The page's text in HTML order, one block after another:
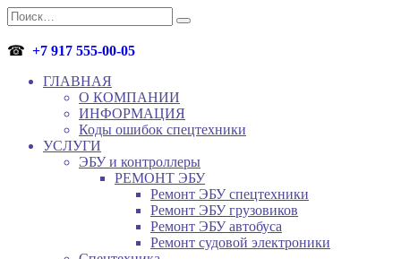
Перейти
к
содержанию
Search
for:
☎ +7 917 555-00-05
ГЛАВНАЯ
О КОМПАНИИ
ИНФОРМАЦИЯ
Коды ошибок спецтехники
УСЛУГИ
ЭБУ и контроллеры
РЕМОНТ ЭБУ
Ремонт ЭБУ спецтехники
Ремонт ЭБУ грузовиков
Ремонт ЭБУ автобуса
Ремонт судовой электроники